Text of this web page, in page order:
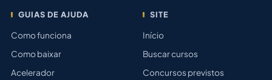
GUIAS DE AJUDA
Como funciona
Como baixar
Acelerador
SITE
Início
Buscar cursos
Concursos previstos